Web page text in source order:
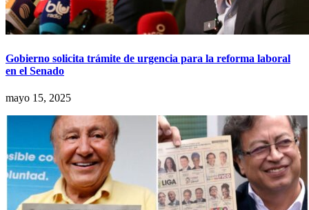
Gobierno solicita trámite de urgencia para la reforma laboral
en el Senado
mayo 15, 2025